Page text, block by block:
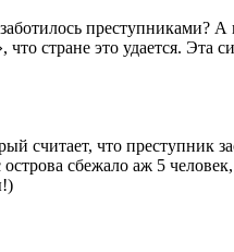
преступниками?
стране это удается. Эта
считает, что преступник
острова сбежало аж 5